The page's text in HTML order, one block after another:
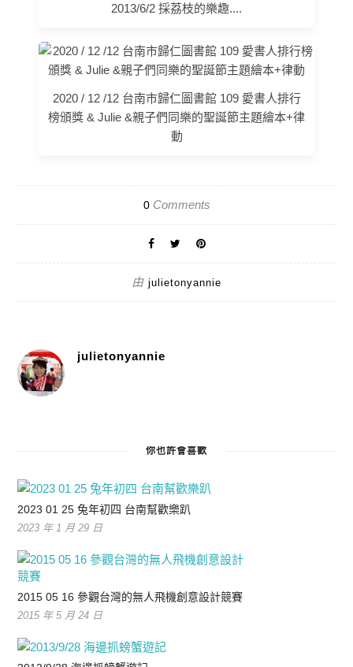
2013/6/2 採荔枝的樂趣....
2020 / 12 /12 台南市歸仁圖書館 109 愛書人排行
榜頒獎 & Julie &親子們同樂的聖誕節主題繪本+律
動
0Comments
由 julietonyannie
julietonyannie
你也許會喜歡
2023 01 25 兔年初四 台南幫歡樂趴
2023 年 1 月 29 日
2015 05 16 參觀台灣的無人飛機創意設計競賽
2015 年 5 月 24 日